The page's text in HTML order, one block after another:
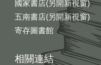
國家書店(另開新視窗)
五南書店(另開新視窗)
寄存圖書館
相關連結